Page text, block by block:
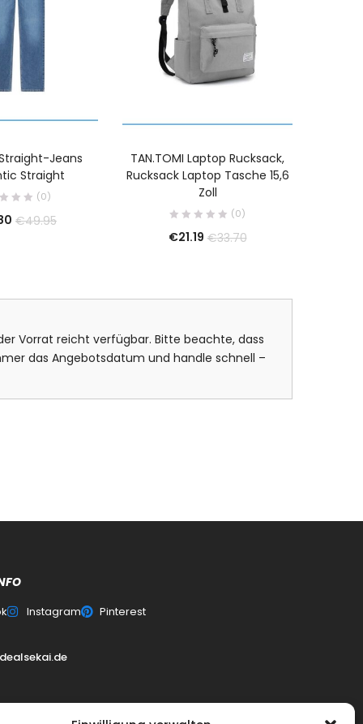
Jeans
Straight
(0)
€49.95
TAN.TOMI Laptop Rucksack,
Rucksack Laptop Tasche 15,6
Zoll
(0)
€21.19 €33.70
Vorrat reicht verfügbar. Bitte beachte, dass
das Angebotsdatum und handle schnell –
Instagram Pinterest